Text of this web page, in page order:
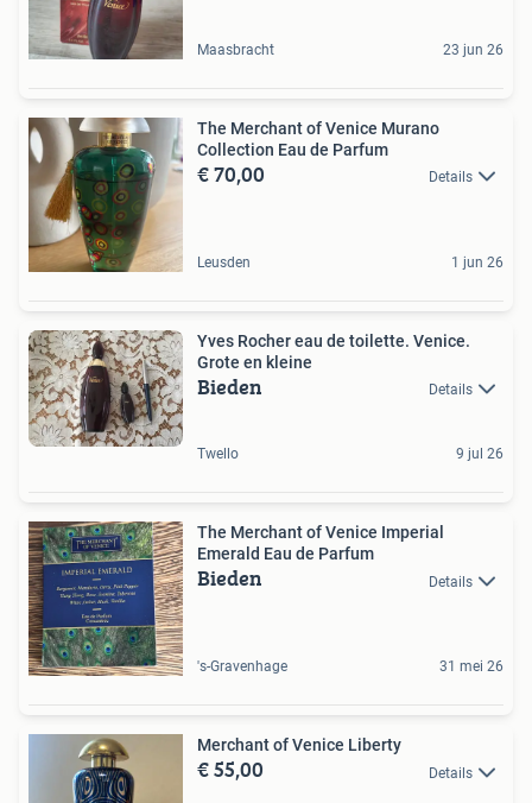
Maasbracht 23 jun 26
The Merchant of Venice Murano
Collection Eau de Parfum
€ 70,00 Details
Leusden 1 jun 26
Yves Rocher eau de toilette. Venice.
Grote en kleine
Bieden Details
Twello 9 jul 26
The Merchant of Venice Imperial
Emerald Eau de Parfum
Bieden Details
's-Gravenhage 31 mei 26
Merchant of Venice Liberty
€ 55,00 Details